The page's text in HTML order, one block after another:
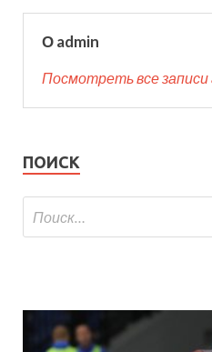
О admin
Посмотреть все
ПОИСК